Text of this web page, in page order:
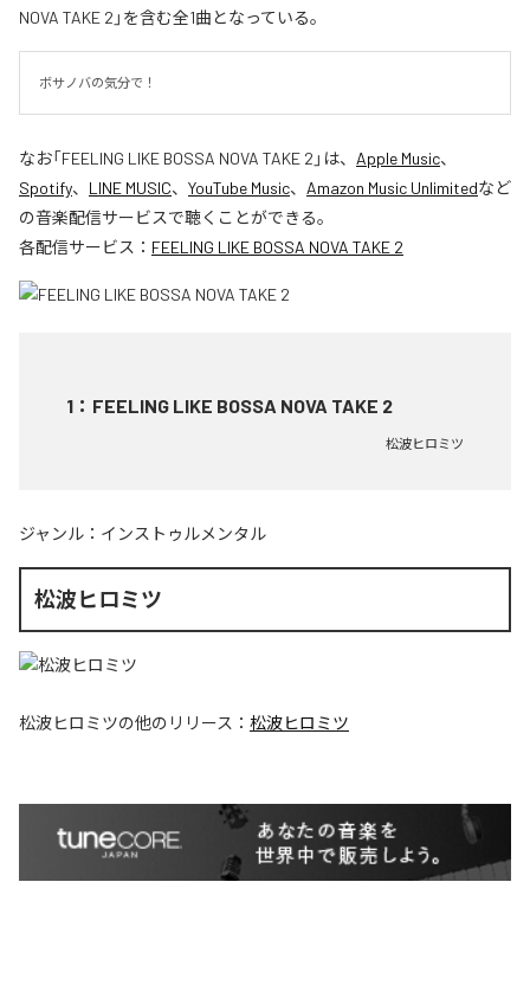
NOVA TAKE 2」を含む全1曲となっている。
ボサノバの気分で！
なお「FEELING LIKE BOSSA NOVA TAKE 2 」は、 Apple Music、
Spotify、 LINE MUSIC、 YouTube Music、 Amazon Music Unlimitedなど
の音楽配信サービスで聴くことができる。
各配信サービス： FEELING LIKE BOSSA NOVA TAKE 2
1 ： FEELING LIKE BOSSA NOVA TAKE 2
松波ヒロミツ
ジャンル： インストゥルメンタル
松波ヒロミツ
松波ヒロミツの他のリリース： 松波ヒロミツ